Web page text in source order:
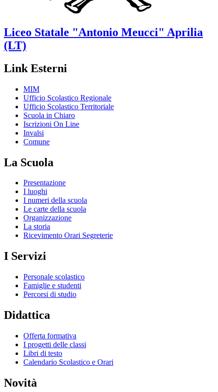
Liceo Statale "Antonio Meucci" Aprilia
(LT)
Link Esterni
MIM
Ufficio Scolastico Regionale
Ufficio Scolastico Territoriale
Scuola in Chiaro
Iscrizioni On Line
Invalsi
Comune
La Scuola
Presentazione
I luoghi
I numeri della scuola
Le carte della scuola
Organizzazione
La storia
Ricevimento Orari Segreterie
I Servizi
Personale scolastico
Famiglie e studenti
Percorsi di studio
Didattica
Offerta formativa
I progetti delle classi
Libri di testo
Calendario Scolastico e Orari
Novità